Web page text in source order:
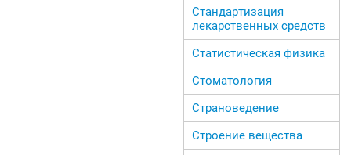
Стандартизация
лекарственных средств
Статистическая физика
Стоматология
Страноведение
Строение вещества